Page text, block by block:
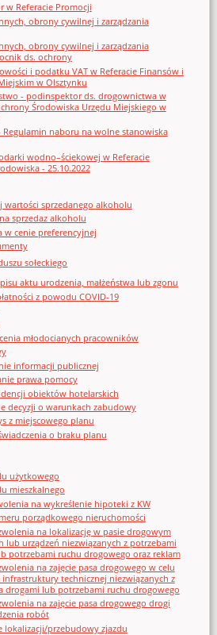
w Referacie Promocji
obrony cywilnej i zarządzania
obrony cywilnej i zarządzania
ds. ochrony
i podatku VAT w Referacie Finansów i
w Olsztynku
- podinspektor ds. drogownictwa w
Środowiska Urzędu Miejskiego w
Regulamin naboru na wolne stanowiska
wodno–ściekowej w Referacie
- 25.10.2022
wartości sprzedanego alkoholu
sprzedaz alkoholu
w cenie preferencyjnej
sołeckiego
aktu urodzenia, małżeństwa lub zgonu
z powodu COVID-19
młodocianych pracowników
informacji publicznej
prawa pomocy
obiektów hotelarskich
decyzji o warunkach zabudowy
z miejscowego planu
o braku planu
użytkowego
mieszkalnego
na wykreślenie hipoteki z KW
porządkowego nieruchomości
na lokalizację w pasie drogowym
urządzeń niezwiązanych z potrzebami
potrzebami ruchu drogowego oraz reklam
na zajęcie pasa drogowego w celu
infrastruktury technicznej niezwiązanych z
drogami lub potrzebami ruchu drogowego
na zajęcie pasa drogowego drogi
robót
lokalizacji/przebudowy zjazdu